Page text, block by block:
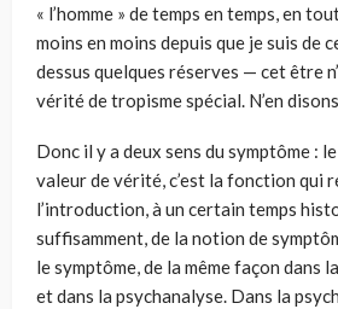
« l’homme » de temps en temps, en
moins en moins depuis que je suis de
dessus quelques réserves — cet être
vérité de tropisme spécial. N’en
Donc il y a deux sens du symptôme :
valeur de vérité, c’est la fonction qui
l’introduction, à un certain temps
suffisamment, de la notion de
le symptôme, de la même façon dans
et dans la psychanalyse. Dans la